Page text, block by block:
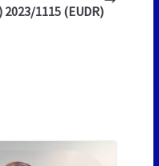
1115 (EUDR)